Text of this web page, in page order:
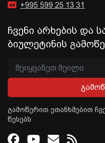
+995 599 25 13 31
ჩვენი არხების და
ბიულეტინის
გამოწერით ეთანხმებით
წესებს
Facebook
Youtube
Email
RSS